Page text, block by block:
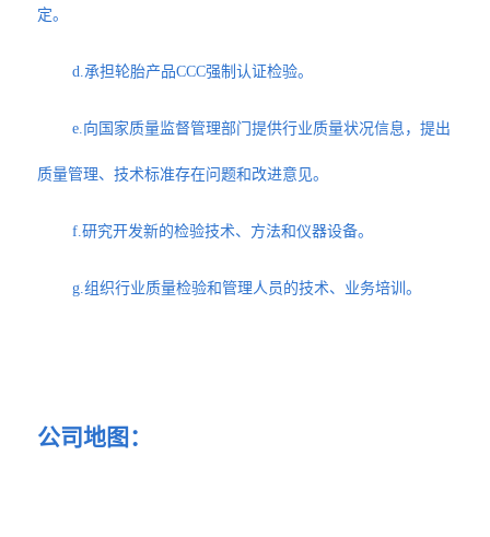
定。
d.承担轮胎产品CCC强制认证检验。
e.向国家质量监督管理部门提供行业质量状况信息，提出
质量管理、技术标准存在问题和改进意见。
f.研究开发新的检验技术、方法和仪器设备。
g.组织行业质量检验和管理人员的技术、业务培训。
公司地图：